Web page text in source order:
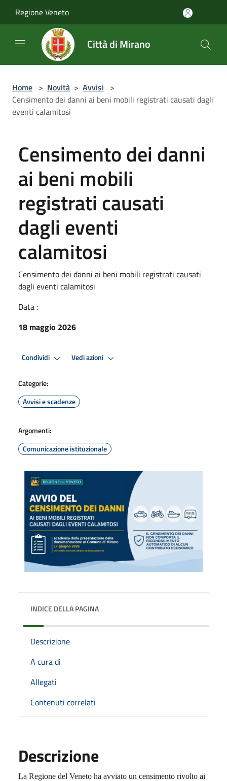
Regione Veneto
Città di Mirano
Home > Novità > Avvisi >
Censimento dei danni ai beni mobili registrati causati dagli
eventi calamitosi
Censimento dei danni
ai beni mobili
registrati causati
dagli eventi
calamitosi
Censimento dei danni ai beni mobili registrati causati
dagli eventi calamitosi
Data :
18 maggio 2026
Condividi Vedi azioni
Categorie:
Avvisi e scadenze
Argomenti:
Comunicazione istituzionale
INDICE DELLA PAGINA
Descrizione
A cura di
Allegati
Contenuti correlati
Descrizione
La Regione del Veneto ha avviato un censimento rivolto ai